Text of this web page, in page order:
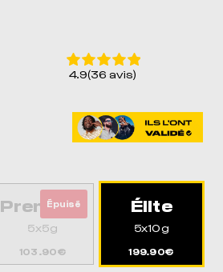
4.9(36 avis)
Premium
5x5g
103.90€
Épuisé Élite
5x10g
199.90€